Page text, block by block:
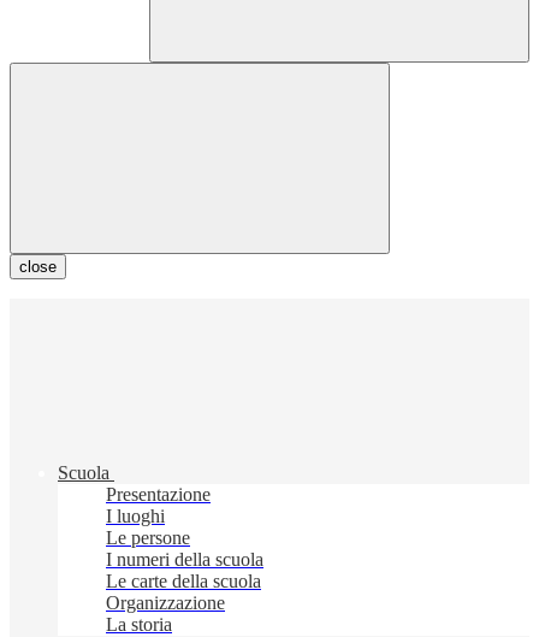
close
Scuola
Presentazione
I luoghi
Le persone
I numeri della scuola
Le carte della scuola
Organizzazione
La storia